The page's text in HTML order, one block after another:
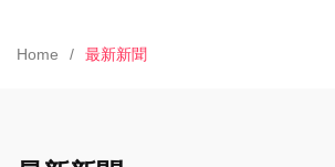
Home 最新新聞